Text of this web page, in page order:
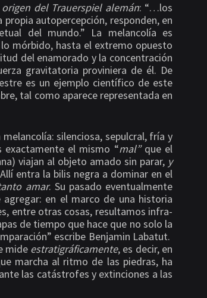
origen del Trauerspiel alemán: “…los
autopercepción, responden, en
del mundo.” La melancolía es
mórbido, hasta el extremo opuesto
del enamorado y la concentración
gravitatoria proviniera de él. De
es un ejemplo científico de este
tal como aparece representada en
silenciosa, sepulcral, fría y
exactamente el mismo “mal”que el
viajan al objeto amado sin parar, y
Allí entra la bilis negra a dominar en el
amar. Su pasado eventualmente
en el marco de una historia
entre otras cosas, resultamos infra-
de tiempo que hace que no solo la
escribe Benjamin Labatut.
mide estratigráficamente, es decir, en
marcha al ritmo de las piedras, ha
las catástrofes y extinciones a las